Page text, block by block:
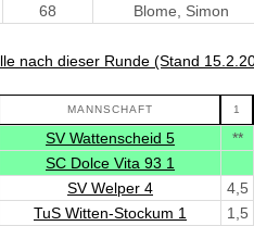
68 Blome, Simon
nach dieser Runde (Stand
MANNSCHAFT 1
SV Wattenscheid 5
**
SC Dolce Vita 93 1
SV Welper 4
4,5
TuS Witten-Stockum 1 1,5